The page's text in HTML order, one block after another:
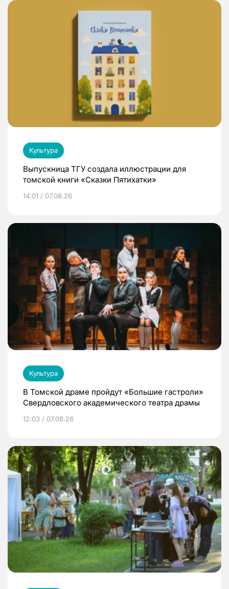
Культура
Выпускница ТГУ создала иллюстрации для
томской книги «Сказки Пятихатки»
14:01 / 07.08.26
Культура
В Томской драме пройдут «Большие гастроли»
Свердловского академического театра драмы
12:03 / 07.08.26